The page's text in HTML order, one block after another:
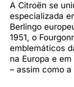
A Citroën se
especializada
Berlingo
1951, o
emblemáticos
na Europa e
– assim como a